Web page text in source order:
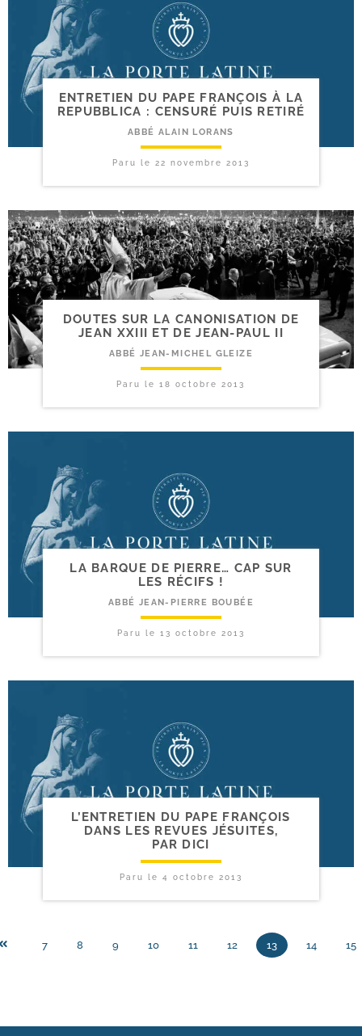
ENTRETIEN DU PAPE FRANÇOIS À LA
REPUBBLICA : CENSURÉ PUIS RETIRÉ
ABBÉ ALAIN LORANS
Paru le 22 novembre 2013
DOUTES SUR LA CANONISATION DE
JEAN XXIII ET DE JEAN-​PAUL II
ABBÉ JEAN-MICHEL GLEIZE
Paru le18 octobre 2013
LA BARQUE DE PIERRE… CAP SUR
LES RÉCIFS !
ABBÉ JEAN-PIERRE BOUBÉE
Paru le 13 octobre 2013
L’ENTRETIEN DU PAPE FRANÇOIS
DANS LES REVUES JÉSUITES,
PAR DICI
Paru le 4 octobre 2013
7 8 9 10 11 12 13 14 15